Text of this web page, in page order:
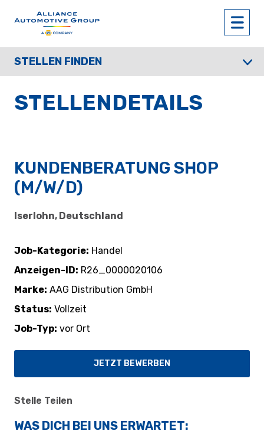
STELLEN FINDEN
STELLENDETAILS
KUNDENBERATUNG SHOP
(M/W/D)
Iserlohn, Deutschland
Job-Kategorie Handel
Anzeigen-ID
R26_0000020106
Marke AAG Distribution GmbH
Status Vollzeit
Job-Typ vor Ort
JETZT BEWERBEN
Stelle Teilen
WAS DICH BEI UNS ERWARTET: